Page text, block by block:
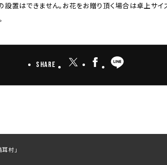
設置はできません。お花をお贈り頂く場合は卓上サイ
Share
村」